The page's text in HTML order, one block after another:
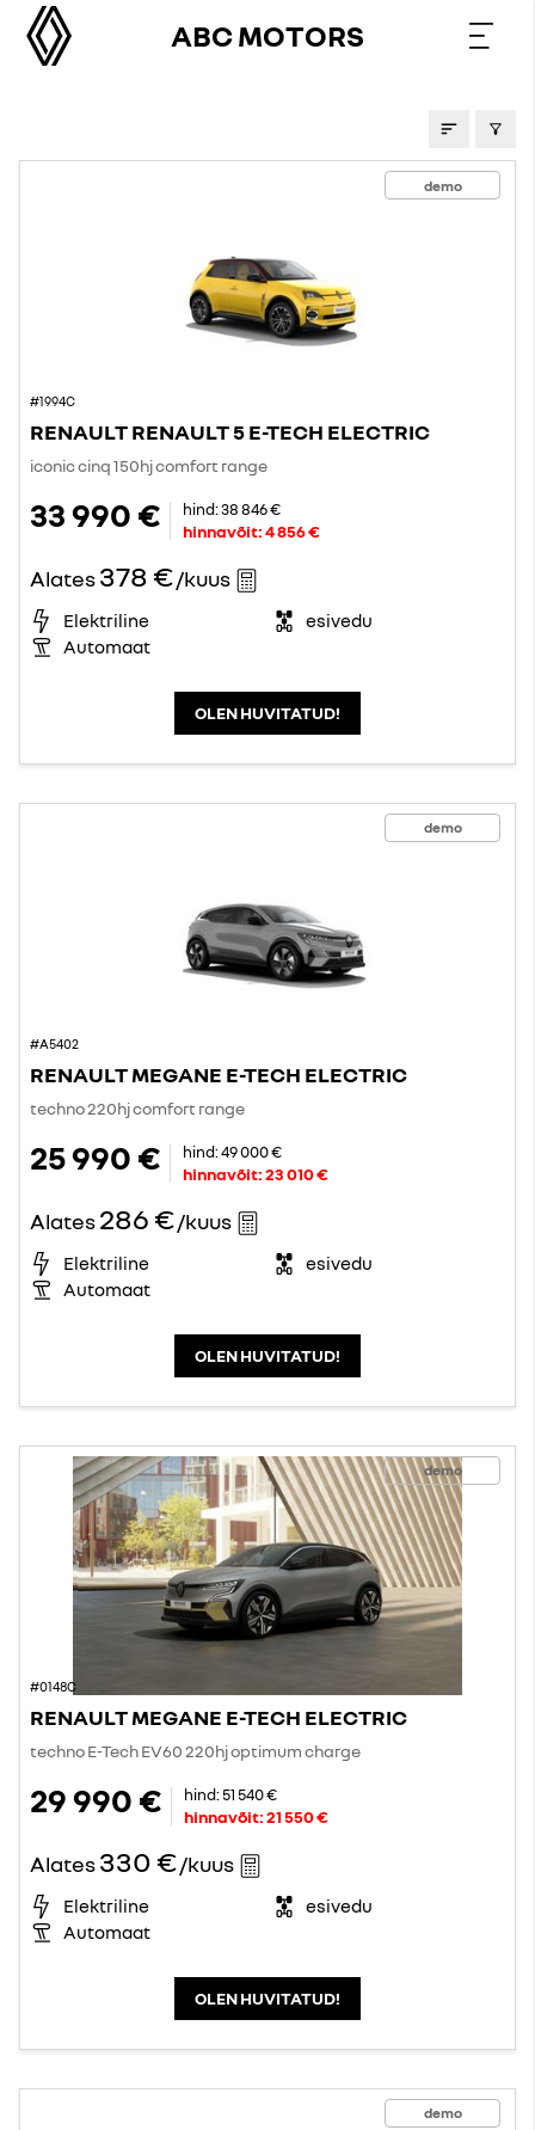
ABC MOTORS
demo
#1994C
RENAULT RENAULT 5 E-TECH ELECTRIC
iconic cinq 150hj comfort range
33 990 € hind:38 846 €
hinnavõit:4 856 €
Alates378 €/kuus
Elektriline
esivedu
Automaat
OLEN HUVITATUD!
demo
#A5402
RENAULT MEGANE E-TECH ELECTRIC
techno 220hj comfort range
25 990 € hind:49 000 €
hinnavõit:23 010 €
Alates286 €/kuus
Elektriline
esivedu
Automaat
OLEN HUVITATUD!
demo
#0148C
RENAULT MEGANE E-TECH ELECTRIC
techno E-Tech EV60 220hj optimum charge
29 990 € hind:51 540 €
hinnavõit:21 550 €
Alates330 €/kuus
Elektriline
esivedu
Automaat
OLEN HUVITATUD!
demo